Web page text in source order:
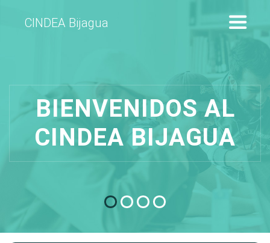
CINDEA Bijagua
BIENVENIDOS AL
CINDEA BIJAGUA